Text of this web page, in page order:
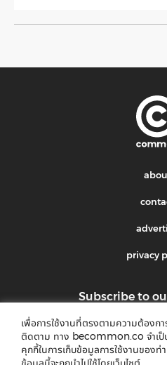
privacy
Subscribe to
เพื่อการใช้งานที่ตรงตามความต้องก
ติดตาม ทาง becommon.co จำเป็
คุกกี้ในการเก็บข้อมูลการใช้งานของท่